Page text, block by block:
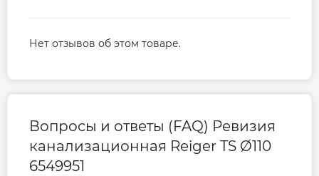
Нет отзывов об этом товаре.
Вопросы и ответы (FAQ) Ревизия
канализационная Reiger TS Ø110
6549951